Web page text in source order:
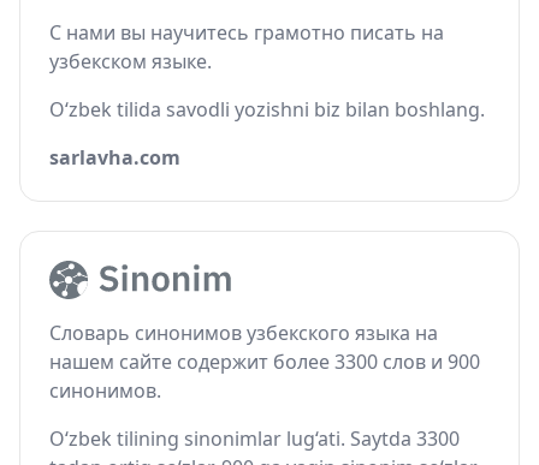
С нами вы научитесь грамотно писать на
узбекском языке.
O‘zbek tilida savodli yozishni biz bilan boshlang.
sarlavha.com
Словарь синонимов узбекского языка на
нашем сайте содержит более 3300 слов и 900
синонимов.
O‘zbek tilining sinonimlar lug‘ati. Saytda 3300